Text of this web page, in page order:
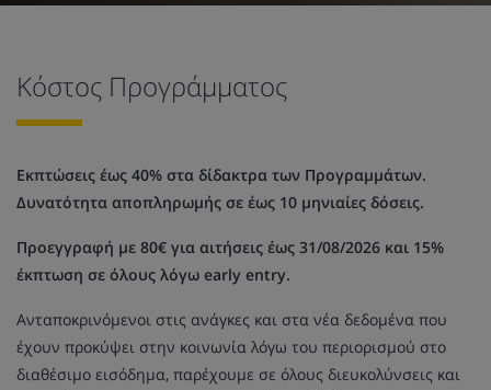
Κόστος Προγράμματος
Εκπτώσεις έως 40% στα δίδακτρα των Προγραμμάτων.
Δυνατότητα αποπληρωμής σε έως 10 μηνιαίες δόσεις.
Προεγγραφή με 80€ για αιτήσεις έως 31/08/2026 και 15%
έκπτωση σε όλους λόγω early entry.
Ανταποκρινόμενοι στις ανάγκες και στα νέα δεδομένα που
έχουν προκύψει στην κοινωνία λόγω του περιορισμού στο
διαθέσιμο εισόδημα, παρέχουμε σε όλους διευκολύνσεις και